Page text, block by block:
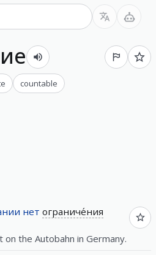
countable
нет ограниче́ния
the Autobahn in Germany.